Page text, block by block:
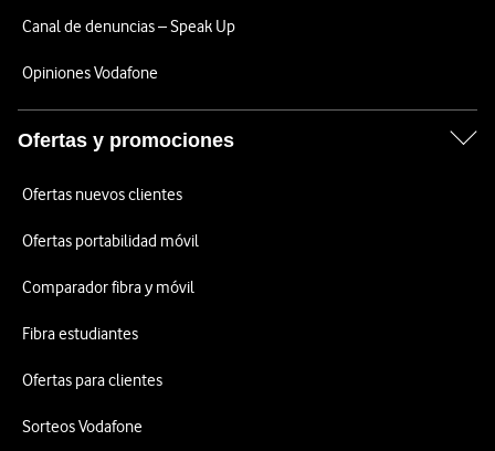
Canal de denuncias – Speak Up
Opiniones Vodafone
Ofertas y promociones
Ofertas nuevos clientes
Ofertas portabilidad móvil
Comparador fibra y móvil
Fibra estudiantes
Ofertas para clientes
Sorteos Vodafone